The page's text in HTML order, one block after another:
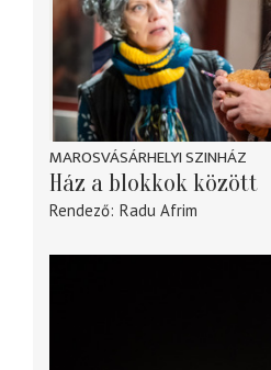
MAROSVÁSÁRHELYI SZINHÁZ
Ház a blokkok között
Rendező Radu Afrim